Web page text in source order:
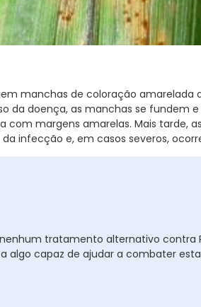
manchas de coloração amarelada
da doença, as manchas se fundem
margens amarelas. Mais tarde,
infecção e, em casos severos,
tratamento alternativo contra
capaz de ajudar a combater esta